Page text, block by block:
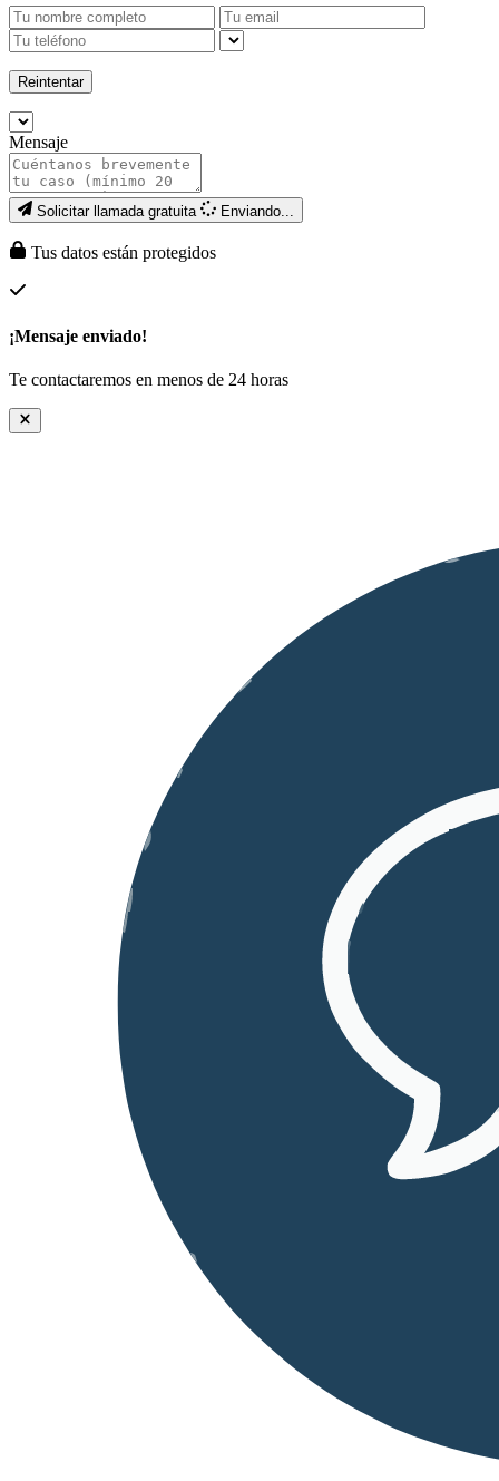
Reintentar
Mensaje
Solicitar llamada gratuita Enviando...
Tus datos están protegidos
¡Mensaje enviado!
Te contactaremos en menos de 24 horas